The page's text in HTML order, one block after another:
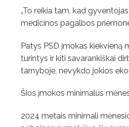
„To reikia tam, kad
medicinos pagalbos
Patys PSD įmokas kiekvieną
turintys ir kiti savarankiškai
tarnyboje, nevykdo jokios
Šios įmokos minimalus
2024 metais minimali